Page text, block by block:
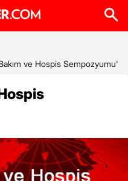
ve Hospis Sempozyumu'